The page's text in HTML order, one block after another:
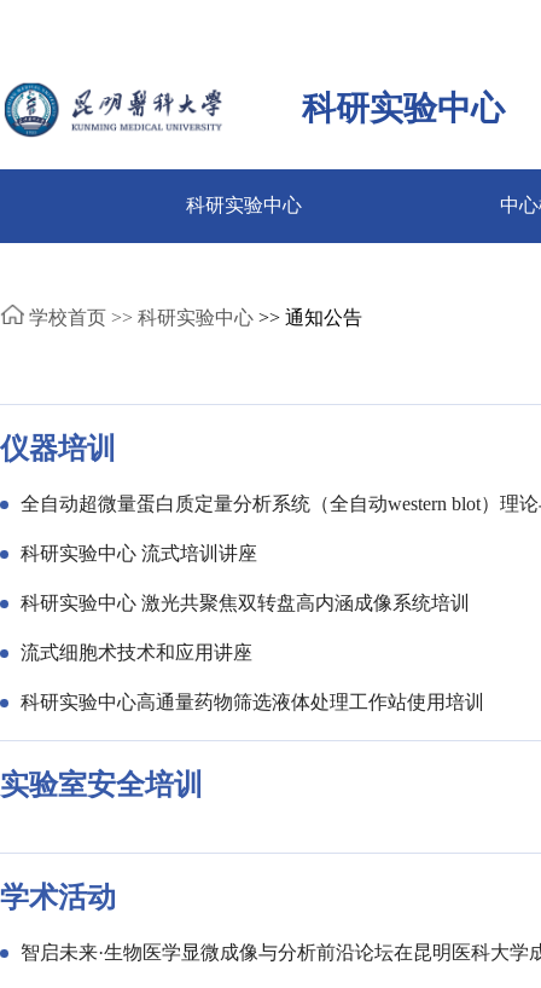
科研实验中心
科研实验中心 中
学校首页 >> 科研实验中心 >> 通知公告
仪器培训
全自动超微量蛋白质定量分析系统（全自动western blot）理
科研实验中心 流式培训讲座
科研实验中心 激光共聚焦双转盘高内涵成像系统培训
流式细胞术技术和应用讲座
科研实验中心高通量药物筛选液体处理工作站使用培训
实验室安全培训
学术活动
智启未来·生物医学显微成像与分析前沿论坛在昆明医科大学